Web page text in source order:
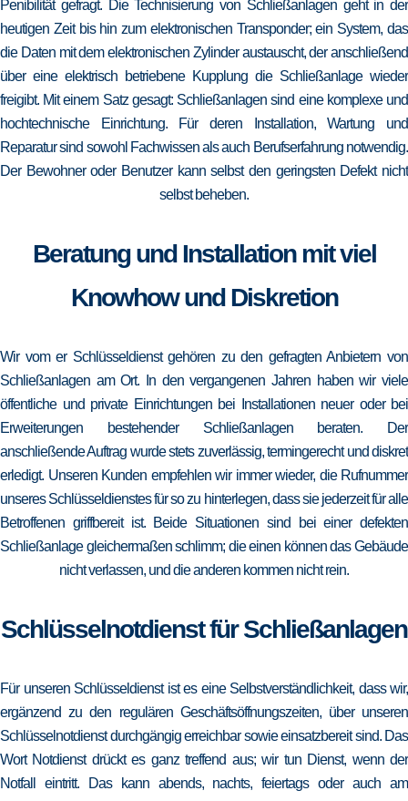
Penibilität gefragt. Die Technisierung von Schließanlagen geht in der
heutigen Zeit bis hin zum elektronischen Transponder; ein System, das
die Daten mit dem elektronischen Zylinder austauscht, der anschließend
über eine elektrisch betriebene Kupplung die Schließanlage wieder
freigibt. Mit einem Satz gesagt: Schließanlagen sind eine komplexe und
hochtechnische Einrichtung. Für deren Installation, Wartung und
Reparatur sind sowohl Fachwissen als auch Berufserfahrung notwendig.
Der Bewohner oder Benutzer kann selbst den geringsten Defekt nicht
selbst beheben.
Beratung und Installation mit viel
Knowhow und Diskretion
Wir vom er Schlüsseldienst gehören zu den gefragten Anbietern von
Schließanlagen am Ort. In den vergangenen Jahren haben wir viele
öffentliche und private Einrichtungen bei Installationen neuer oder bei
Erweiterungen bestehender Schließanlagen beraten. Der
anschließende Auftrag wurde stets zuverlässig, termingerecht und diskret
erledigt. Unseren Kunden empfehlen wir immer wieder, die Rufnummer
unseres Schlüsseldienstes für so zu hinterlegen, dass sie jederzeit für alle
Betroffenen griffbereit ist. Beide Situationen sind bei einer defekten
Schließanlage gleichermaßen schlimm; die einen können das Gebäude
nicht verlassen, und die anderen kommen nicht rein.
Schlüsselnotdienst für Schließanlagen
Für unseren Schlüsseldienst ist es eine Selbstverständlichkeit, dass wir,
ergänzend zu den regulären Geschäftsöffnungszeiten, über unseren
Schlüsselnotdienst durchgängig erreichbar sowie einsatzbereit sind. Das
Wort Notdienst drückt es ganz treffend aus; wir tun Dienst, wenn der
Notfall eintritt. Das kann abends, nachts, feiertags oder auch am